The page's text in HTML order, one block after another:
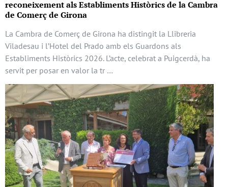
reconeixement als Establiments Històrics de la Cambra
de Comerç de Girona
La Cambra de Comerç de Girona ha distingit la Llibreria
Viladesau i l’Hotel del Prado amb els Guardons als
Establiments Històrics 2026. L’acte, celebrat a Puigcerdà, ha
servit per posar en valor la tr …